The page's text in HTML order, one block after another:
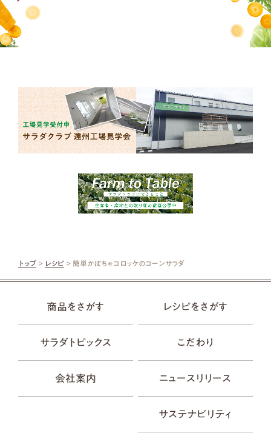
トップ> レシピ> 簡単かぼちゃコロッケのコーンサラダ
商品をさがす レシピをさがす
サラダトピックス こだわり
会社案内 ニュースリリース
サステナビリティ